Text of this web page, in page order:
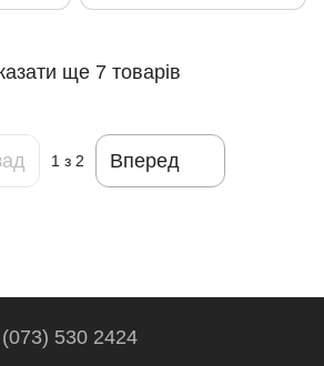
ще 7 товарів
1 з 2 Вперед
(073) 530 2424